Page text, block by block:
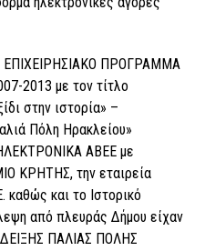
ΕΠΙΧΕΙΡΗΣΙΑΚΟ ΠΡΟΓΡΑΜΜΑ
2013 με τον τίτλο
στην ιστορία» –
Πόλη Ηρακλείου»
ΑΒΕΕ με
ΚΡΗΤΗΣ, την εταιρεία
και το Ιστορικό
από πλευράς Δήμου είχαν
ΠΑΛΙΑΣ ΠΟΛΗΣ